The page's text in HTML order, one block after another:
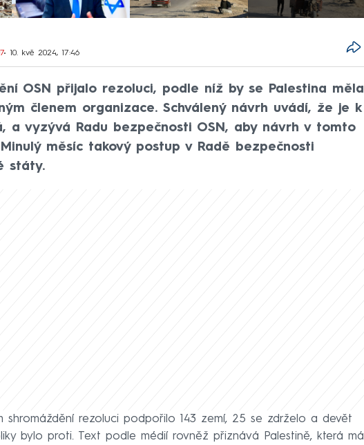
• 10. kvě 2024, 17:46
OSN přijalo rezoluci, podle níž by se Palestina měla
členem organizace. Schválený návrh uvádí, že je k
a vyzývá Radu bezpečnosti OSN, aby návrh v tomto
měsíc takový postup v Radě bezpečnosti
státy.
shromáždění rezoluci podpořilo 143 zemí, 25 se zdrželo a devět
bylo proti. Text podle médií rovněž přiznává Palestině, která má